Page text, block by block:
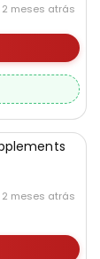
2 meses atrás
2 meses atrás